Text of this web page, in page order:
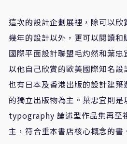
這次的設計企劃展裡，除可以欣
幾年的設計以外，更可以閱讀和
國際平面設計聯盟毛灼然和葉忠
以他自己欣賞的歐美國際知名設
也有日本及香港出版的設計建
的獨立出版物為主。葉忠宜則是
typography 論述型作品集再至
主，符合重本書店核心概念的書